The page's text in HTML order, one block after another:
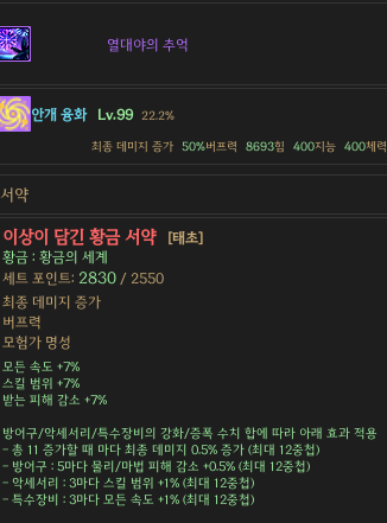
열대야의 추억
안개 융화 Lv.99 22.2%
최종 데미지 증가 50%버프력 8693힘 400지능 400체력
서약
이상이 담긴 황금 서약
[태초]
황금 : 황금의 세계
세트 포인트: 2830 / 2550
최종 데미지 증가
버프력
모험가 명성
모든 속도 +7%
스킬 범위 +7%
받는 피해 감소 +7%
방어구/악세서리/특수장비의 강화/증폭 수치 합에 따라 아래 효과 적용
- 총 11 증가할 때 마다 최종 데미지 0.5% 증가 (최대 12중첩)
- 방어구 : 5마다 물리/마법 피해 감소 +0.5% (최대 12중첩)
- 악세서리 : 3마다 스킬 범위 +1% (최대 12중첩)
- 특수장비 : 3마다 모든 속도 +1% (최대 12중첩)